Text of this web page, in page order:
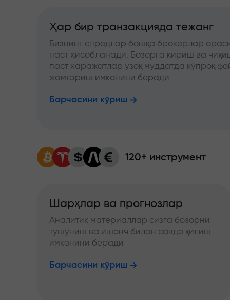
Ҳар бир транзакцияда тежанг
Бизнинг спредлар бошқа брокерлар
паст ҳисобланади. Бозорга кириш ва
паст харажатлар узоқ муддатда кўпроқ
жамғариш имконини беради
Барчасини кўриш
120+ инструмент
Шарҳлар ва прогнозлар
Аналитик материаллар сизга бозорни
тушуниш ва ишонч билан савдо қилиш
имконини беради
Барчасини кўриш